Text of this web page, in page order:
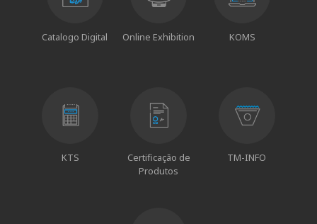
Catalogo Digital Online Exhibition KOMS
KTS
Certificação de
Produtos
TM-INFO